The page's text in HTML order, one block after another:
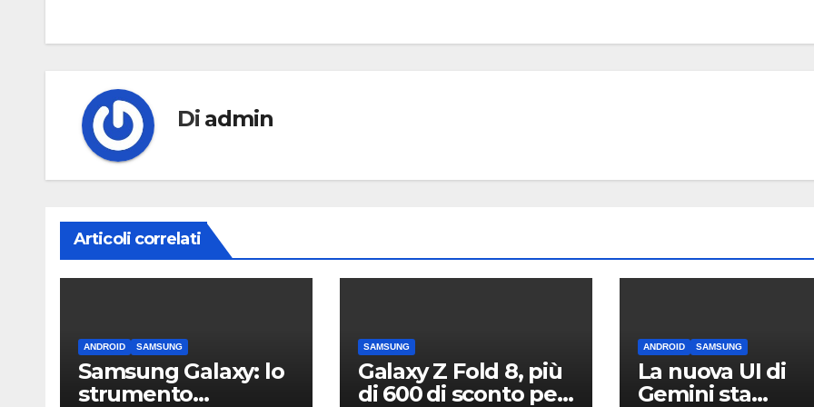
Di admin
Articoli correlati
ANDROID SAMSUNG
Samsung Galaxy: lo
strumento
SAMSUNG
Galaxy Z Fold 8, più
di 600 di sconto per
ANDROID SAMSUNG
La nuova UI di
Gemini sta